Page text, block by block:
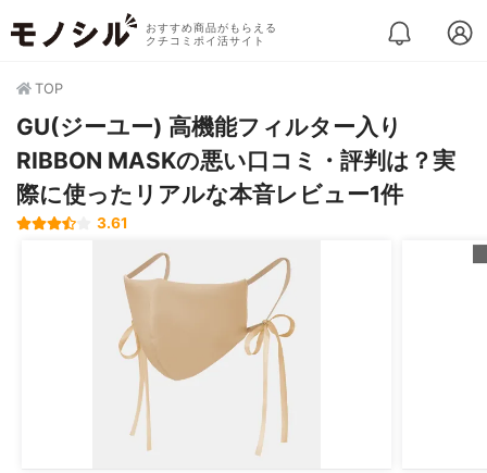
おすすめ商品がもらえる
クチコミポイ活サイト
TOP
GU(ジーユー) 高機能フィルター入り
RIBBON MASKの悪い口コミ・評判は？実
際に使ったリアルな本音レビュー1件
3.61